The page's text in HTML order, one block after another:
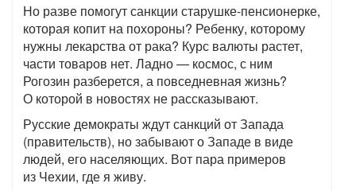
Но разве помогут санкции старушке-пенсионерке,
которая копит на похороны? Ребенку, которому
нужны лекарства от рака? Курс валюты растет,
части товаров нет. Ладно — космос, с ним
Рогозин разберется, а повседневная жизнь?
О которой в новостях не рассказывают.
Русские демократы ждут санкций от Запада
(правительств), но забывают о Западе в виде
людей, его населяющих. Вот пара примеров
из Чехии, где я живу.